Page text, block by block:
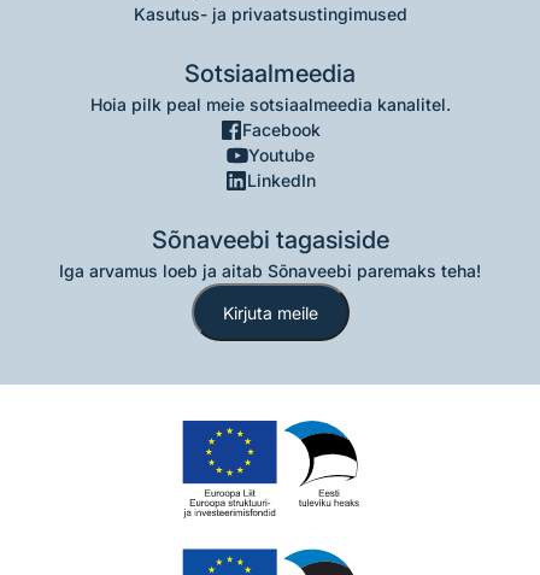
Kasutus- ja privaatsustingimused
Sotsiaalmeedia
Hoia pilk peal meie sotsiaalmeedia kanalitel.
Facebook
Youtube
LinkedIn
Sõnaveebi tagasiside
Iga arvamus loeb ja aitab Sõnaveebi paremaks teha!
Kirjuta meile